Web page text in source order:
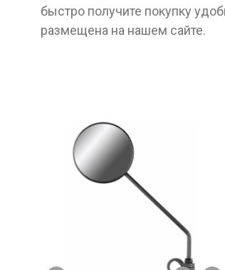
быстро получите покупку
размещена на нашем сайте.